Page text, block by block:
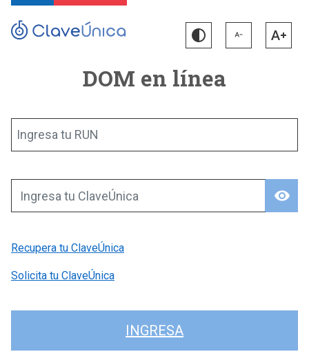
DOM en línea
Ingresa tu RUN
visibility
Ingresa tu ClaveÚnica
Recupera tu ClaveÚnica
Solicita tu ClaveÚnica
INGRESA